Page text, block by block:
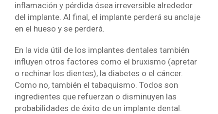
inflamación y pérdida ósea irreversible alrededor
del implante. Al final, el implante perderá su anclaje
en el hueso y se perderá.
En la vida útil de los implantes dentales también
influyen otros factores como el bruxismo (apretar
o rechinar los dientes), la diabetes o el cáncer.
Como no, también el tabaquismo. Todos son
ingredientes que refuerzan o disminuyen las
probabilidades de éxito de un implante dental.